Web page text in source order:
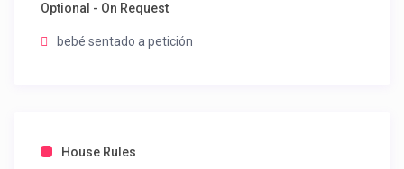
Optional - On Request
bebé sentado a petición
House Rules